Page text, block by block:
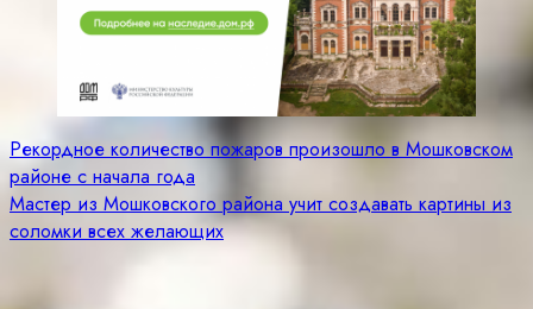
Навигация
по
записям
Рекордное количество пожаров произошло в Мошковском
районе с начала года
Мастер из Мошковского района учит создавать картины из
соломки всех желающих